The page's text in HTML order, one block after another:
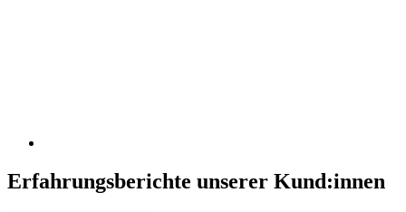
Erfahrungsberichte unserer Kund:innen